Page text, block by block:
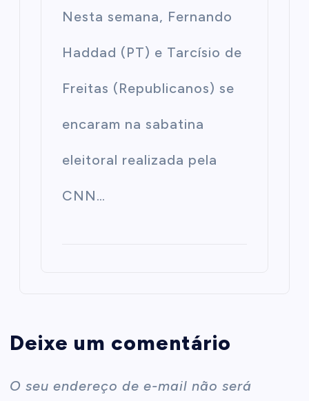
Nesta semana, Fernando
Haddad (PT) e Tarcísio de
Freitas (Republicanos) se
encaram na sabatina
eleitoral realizada pela
CNN…
Deixe um comentário
O seu endereço de e-mail não será